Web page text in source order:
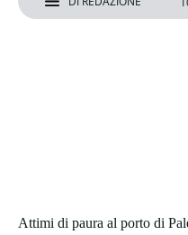
Attimi di paura al porto di